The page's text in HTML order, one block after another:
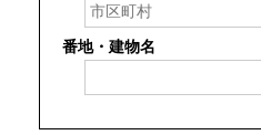
番地・建物名